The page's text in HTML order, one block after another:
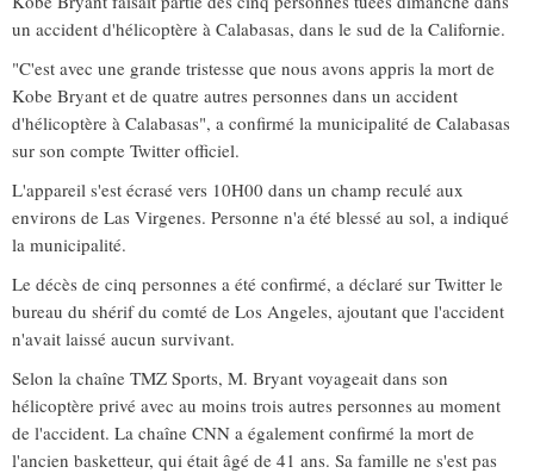
un accident d'hélicoptère à Calabasas, dans le sud de la Californie.
"C'est avec une grande tristesse que nous avons appris la mort de
Kobe Bryant et de quatre autres personnes dans un accident
d'hélicoptère à Calabasas", a confirmé la municipalité de Calabasas
sur son compte Twitter officiel.
L'appareil s'est écrasé vers 10H00 dans un champ reculé aux
environs de Las Virgenes. Personne n'a été blessé au sol, a indiqué
la municipalité.
Le décès de cinq personnes a été confirmé, a déclaré sur Twitter le
bureau du shérif du comté de Los Angeles, ajoutant que l'accident
n'avait laissé aucun survivant.
Selon la chaîne TMZ Sports, M. Bryant voyageait dans son
hélicoptère privé avec au moins trois autres personnes au moment
de l'accident. La chaîne CNN a également confirmé la mort de
l'ancien basketteur, qui était âgé de 41 ans. Sa famille ne s'est pas